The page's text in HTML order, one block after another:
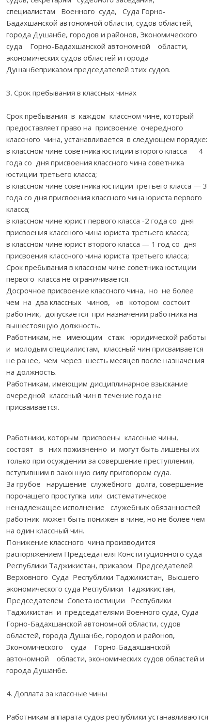
специалистам Военного суда, Суда Горно-
Бадахшанской автономной области, судов областей,
города Душанбе, городов и районов, Экономического
суда Горно-Бадахшанской автономной области,
экономических судов областей и города
Душанбеприказом председателей этих судов.
3. Срок пребывания в классных чинах
Срок пребывания в каждом классном чине, который
предоставляет право на присвоение очередного
классного чина, устанавливается в следующем порядке:
в классном чине советника юстиции второго класса — 4
года со дня присвоения классного чина советника
юстиции третьего класса;
в классном чине советника юстиции третьего класса — 3
года со дня присвоения классного чина юриста первого
класса;
в классном чине юрист первого класса -2 года со дня
присвоения классного чина юриста третьего класса;
в классном чине юрист второго класса — 1 год со дня
присвоения классного чина юриста третьего класса;
Срок пребывания в классном чине советника юстиции
первого класса не ограничивается.
Досрочное присвоение классного чина, но не более
чем на два классных чинов, «в котором состоит
работник, допускается при назначении работника на
вышестоящую должность.
Работникам, не имеющим стаж юридической работы
и молодым специалистам, классный чин присваивается
не ранее, чем через шесть месяцев после назначения
на должность.
Работникам, имеющим дисциплинарное взыскание
очередной классный чин в течение года не
присваивается.
Работники, которым присвоены классные чины,
состоят в них пожизненно и могут быть лишены их
только при осуждении за совершение преступления,
вступившим в законную силу приговором суда.
За грубое нарушение служебного долга, совершение
порочащего проступка или систематическое
ненадлежащее исполнение служебных обязанностей
работник может быть понижен в чине, но не более чем
на один классный чин.
Понижение классного чина производится
распоряжением Председателя Конституционного суда
Республики Таджикистан, приказом Председателей
Верховного Суда Республики Таджикистан, Высшего
экономического суда Республики Таджикистан,
Председателем Совета юстиции Республики
Таджикистан и председателями Военного суда, Суда
Горно-Бадахшанской автономной области, судов
областей, города Душанбе, городов и районов,
Экономического суда Горно-Бадахшанской
автономной области, экономических судов областей и
города Душанбе.
4. Доплата за классные чины
Работникам аппарата судов республики устанавливаются